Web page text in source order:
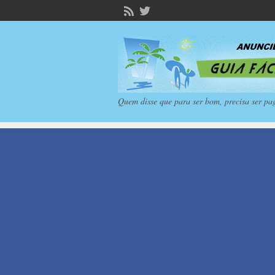
Quem disse que para ser bom, precisa ser